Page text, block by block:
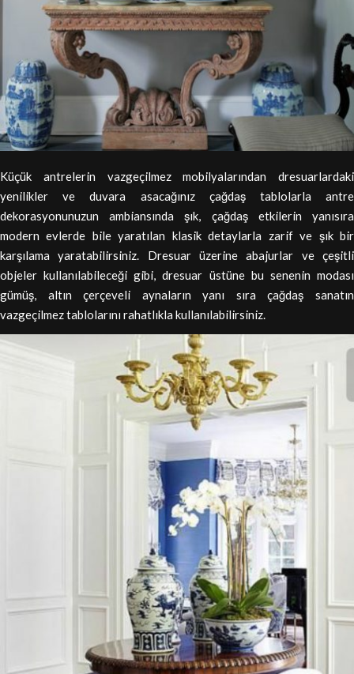
Küçük antrelerin vazgeçilmez mobilyalarından dresuarlardaki
yenilikler ve duvara asacağınız çağdaş tablolarla antre
dekorasyonunuzun ambiansında şık, çağdaş etkilerin yanısıra
modern evlerde bile yaratılan klasik detaylarla zarif ve şık bir
karşılama yaratabilirsiniz. Dresuar üzerine abajurlar ve çeşitli
objeler kullanılabileceği gibi, dresuar üstüne bu senenin modası
gümüş, altın çerçeveli aynaların yanı sıra çağdaş sanatın
vazgeçilmez tablolarını rahatlıkla kullanılabilirsiniz.